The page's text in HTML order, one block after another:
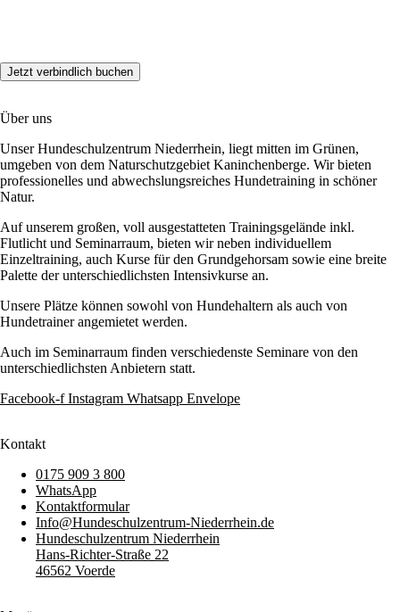
Über uns
Unser Hundeschulzentrum Niederrhein, liegt mitten im Grünen,
umgeben von dem Naturschutzgebiet Kaninchenberge. Wir bieten
professionelles und abwechslungsreiches Hundetraining in schöner
Natur.
Auf unserem großen, voll ausgestatteten Trainingsgelände inkl.
Flutlicht und Seminarraum, bieten wir neben individuellem
Einzeltraining, auch Kurse für den Grundgehorsam sowie eine breite
Palette der unterschiedlichsten Intensivkurse an.
Unsere Plätze können sowohl von Hundehaltern als auch von
Hundetrainer angemietet werden.
Auch im Seminarraum finden verschiedenste Seminare von den
unterschiedlichsten Anbietern statt.
Facebook-f Instagram Whatsapp Envelope
Kontakt
0175 909 3 800
WhatsApp
Kontaktformular
Info@Hundeschulzentrum-Niederrhein.de
Hundeschulzentrum Niederrhein
Hans-Richter-Straße 22
46562 Voerde